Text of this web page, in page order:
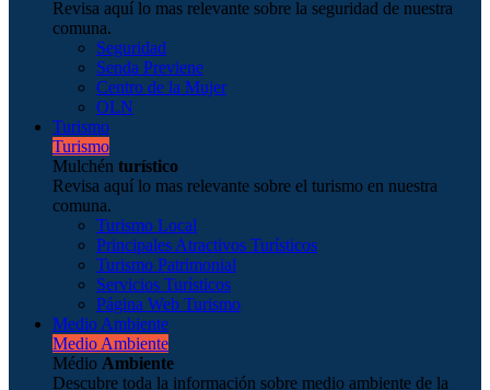
Revisa aquí lo mas relevante sobre la seguridad de nuestra
comuna.
Seguridad
Senda Previene
Centro de la Mujer
OLN
Turismo
Turismo
Mulchén turístico
Revisa aquí lo mas relevante sobre el turismo en nuestra
comuna.
Turismo Local
Principales Atractivos Turísticos
Turismo Patrimonial
Servicios Turísticos
Página Web Turismo
Medio Ambiente
Medio Ambiente
Médio Ambiente
Descubre toda la información sobre medio ambiente de la